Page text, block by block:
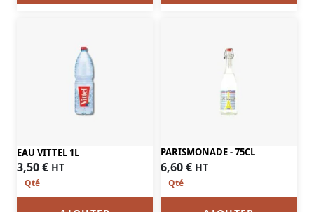
EAU VITTEL 1L
3,50€ HT
PARISMONADE - 75CL
6,60€ HT